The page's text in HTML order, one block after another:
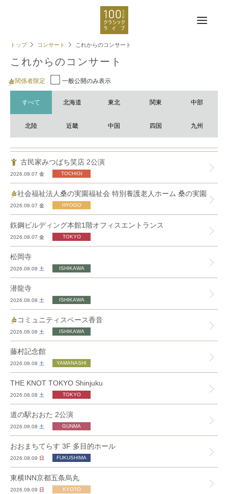
トップ コンサート これからのコンサート
これからのコンサート
関係者限定 一般公開のみ表示
すべて 北海道 東北 関東 中部
北陸 近畿 中国 四国 九州
古民家みつばち笑店 2公演
2026.08.07 金
社会福祉法人桑の実園福祉会 特別養護老人ホーム 桑の実園
2026.08.07 金
鉃鋼ビルディング本館1階オフィスエントランス
2026.08.07 金
松岡寺
2026.08.08 土
潜龍寺
2026.08.08 土
コミュニティスペース香音
2026.08.08 土
藤村記念館
2026.08.08 土
THE KNOT TOKYO Shinjuku
2026.08.08 土
道の駅おおた 2公演
2026.08.08 土
おおまちてらす 3F 多目的ホール
2026.08.09 日
東横INN京都五条烏丸
2026.08.09 日